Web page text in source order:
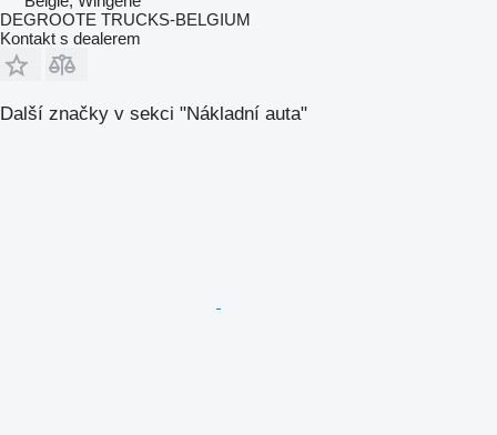
DEGROOTE TRUCKS-BELGIUM
Kontakt s dealerem
Další značky v sekci "Nákladní auta"